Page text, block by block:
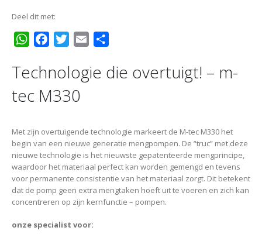
Deel dit met:
WhatsAppFacebookTwitterEmail
Technologie die overtuigt! – m-
tec M330
Met zijn overtuigende technologie markeert de M-tec M330 het
begin van een nieuwe generatie mengpompen. De “truc” met deze
nieuwe technologie is het nieuwste gepatenteerde mengprincipe,
waardoor het materiaal perfect kan worden gemengd en tevens
voor permanente consistentie van het materiaal zorgt. Dit betekent
dat de pomp geen extra mengtaken hoeft uit te voeren en zich kan
concentreren op zijn kernfunctie – pompen.
onze specialist voor: